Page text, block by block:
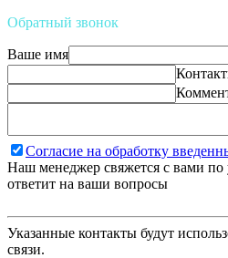
Обратный звонок
Ваше имя
Согласие на обработку
Наш менеджер свяжется с вами по
ответит на ваши вопросы
Указанные контакты будут
связи.